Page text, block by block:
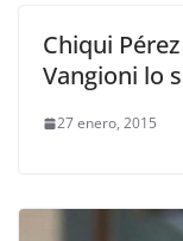
Chiqui
Vangioni lo
27 enero, 2015